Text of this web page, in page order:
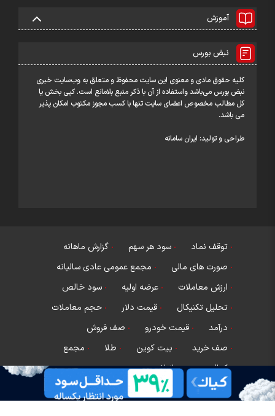
آموزش
نبض بورس
کلیه حقوق مادی و معنوی این سایت محفوظ و متعلق به وب‌سایت خبری
نبض بورس می‌باشد واستفاده از آن با ذکر منبع بلامانع است. کپی بخش یا
کل مطالب مخصوص اعضای سایت تنها با کسب مجوز مکتوب امکان پذیر
می باشد.
طراحی و تولید: ایران سامانه
توقف نماد سود هر سهم
گزارش ماهانه
صورت های مالی
مجمع عمومی عادی سالیانه
ارزش معاملات
عرضه اولیه
سود خالص
تحلیل تکنیکال
قیمت دلار
حجم معاملات
درآمد
قیمت خودرو
صف فروش
صف خرید
بیت کوین طلا
مجمع
کدال
سود انباشته
مجمع عمومی فوق العاده
قیمت سکه